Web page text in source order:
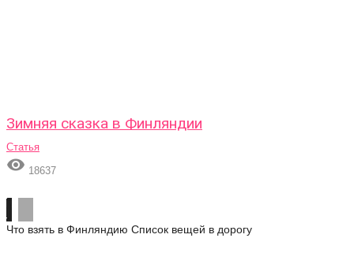
Зимняя сказка в Финляндии
Статья
 18637
Что взять в Финляндию Список вещей в дорогу